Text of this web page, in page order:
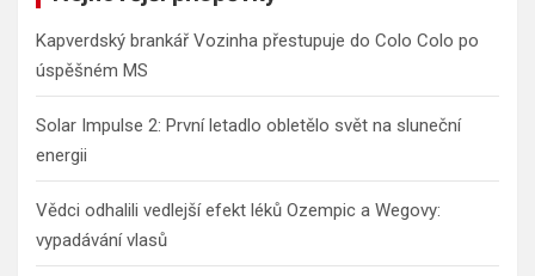
Kapverdský brankář Vozinha přestupuje do Colo Colo po
úspěšném MS
Solar Impulse 2: První letadlo obletělo svět na sluneční
energii
Vědci odhalili vedlejší efekt léků Ozempic a Wegovy:
vypadávání vlasů